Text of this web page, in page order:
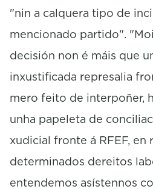
"nin a calquera tipo de
mencionado partido".
decisión non é máis que
inxustificada represalia
mero feito de interpoñer,
unha papeleta de
xudicial fronte á RFEF, en
determinados dereitos
entendemos asístennos